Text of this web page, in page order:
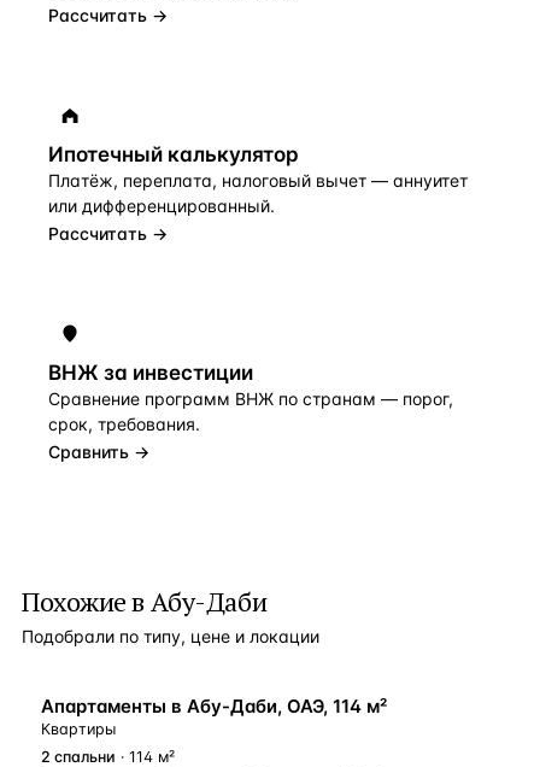
Рассчитать →
Ипотечный калькулятор
Платёж, переплата, налоговый вычет — аннуитет
или дифференцированный.
Рассчитать →
ВНЖ за инвестиции
Сравнение программ ВНЖ по странам — порог,
срок, требования.
Сравнить →
Похожие в Абу-Даби
Подобрали по типу, цене и локации
ВНЖ
Апартаменты в Абу-Даби, ОАЭ, 114 м²
Квартиры
2 спальни · 114 м²